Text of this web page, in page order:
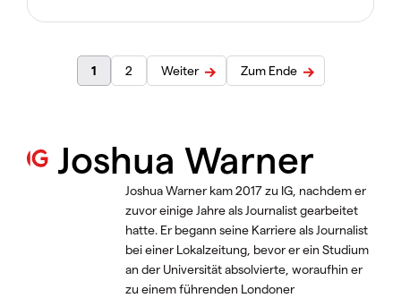
1 2 Weiter Zum Ende
Joshua Warner
Joshua Warner kam 2017 zu IG, nachdem er
zuvor einige Jahre als Journalist gearbeitet
hatte. Er begann seine Karriere als Journalist
bei einer Lokalzeitung, bevor er ein Studium
an der Universität absolvierte, woraufhin er
zu einem führenden Londoner